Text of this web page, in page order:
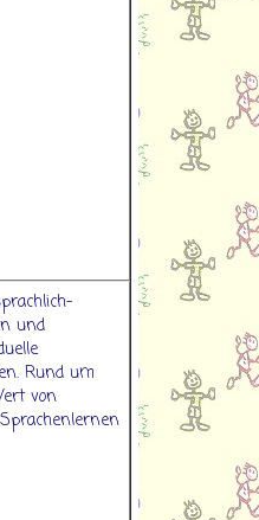
und
Rund um
von